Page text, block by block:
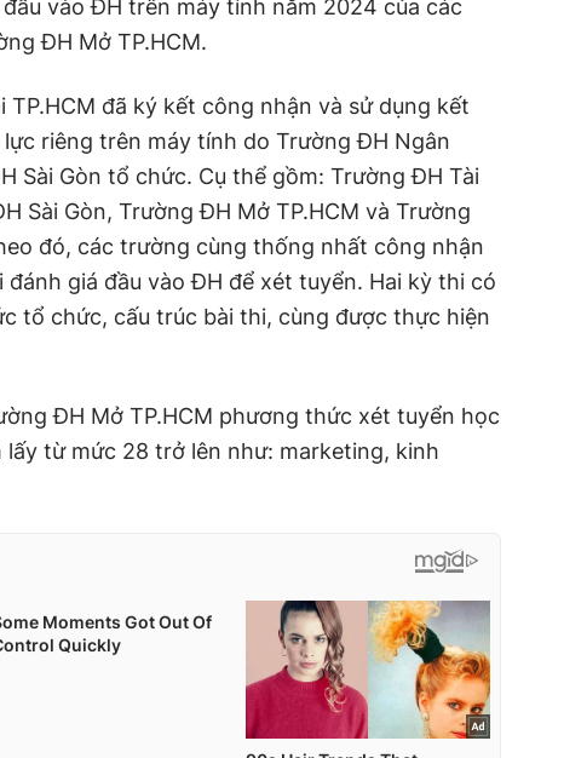
vào ĐH trên máy tính năm 2024 của các
ĐH Mở TP.HCM.
đã ký kết công nhận và sử dụng kết
riêng trên máy tính do Trường ĐH Ngân
Sài Gòn tổ chức. Cụ thể gồm: Trường ĐH Tài
Sài Gòn, Trường ĐH Mở TP.HCM và Trường
đó, các trường cùng thống nhất công nhận
giá đầu vào ĐH để xét tuyển. Hai kỳ thi có
tổ chức, cấu trúc bài thi, cùng được thực hiện
ĐH Mở TP.HCM phương thức xét tuyển học
lấy từ mức 28 trở lên như: marketing, kinh